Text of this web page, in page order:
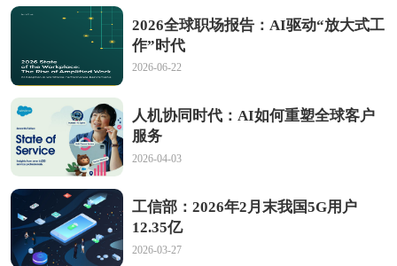
2026全球职场报告：AI驱动“放大式工
作”时代
2026-06-22
人机协同时代：AI如何重塑全球客户
服务
2026-04-03
工信部：2026年2月末我国5G用户
12.35亿
2026-03-27